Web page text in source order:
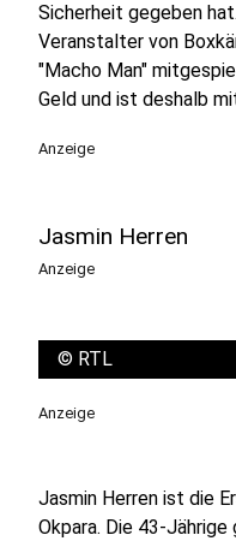
Sicherheit gegeben
Veranstalter von
"Macho Man"
Geld und ist deshalb
Anzeige
Jasmin Herren
Anzeige
© RTL
Anzeige
Jasmin Herren ist die
Okpara. Die 43-